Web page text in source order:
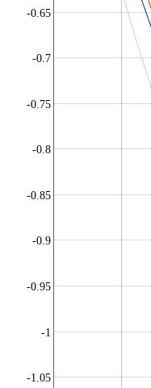
-1.05
-1
-0.95
-0.9
-0.85
-0.8
-0.75
-0.7
-0.65